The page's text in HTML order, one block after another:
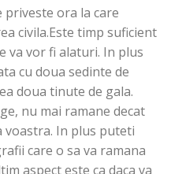
priveste ora la care
civila.Este timp suficient
va vor fi alaturi. In plus
cu doua sedinte de
doua tinute de gala.
nu mai ramane decat
voastra. In plus puteti
care o sa va ramana
aspect este ca daca va